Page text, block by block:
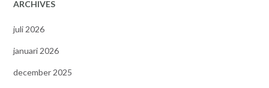
ARCHIVES
juli 2026
januari 2026
december 2025